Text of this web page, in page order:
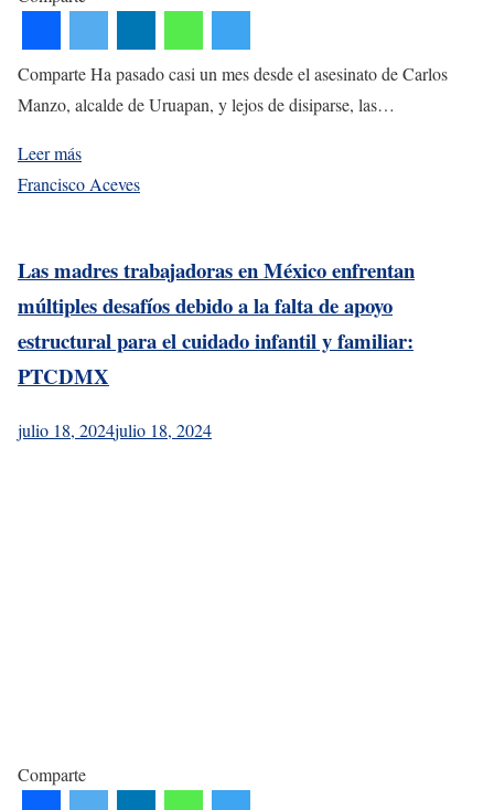
Comparte Ha pasado casi un mes desde el asesinato de Carlos
Manzo, alcalde de Uruapan, y lejos de disiparse, las…
Leer más
Francisco Aceves
Las madres trabajadoras en México enfrentan
múltiples desafíos debido a la falta de apoyo
estructural para el cuidado infantil y familiar:
PTCDMX
julio 18, 2024julio 18, 2024
Comparte